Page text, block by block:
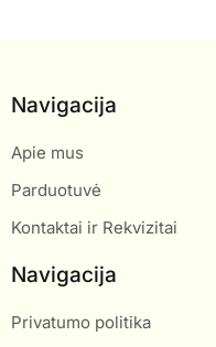
Navigacija
Apie mus
Parduotuvė
Kontaktai ir Rekvizitai
Navigacija
Privatumo politika